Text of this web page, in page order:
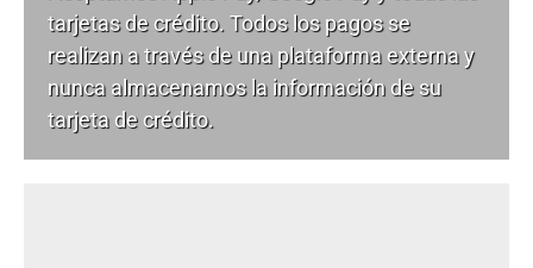
tarjetas de crédito. Todos los pagos se
realizan a través de una plataforma externa y
nunca almacenamos la información de su
tarjeta de crédito.